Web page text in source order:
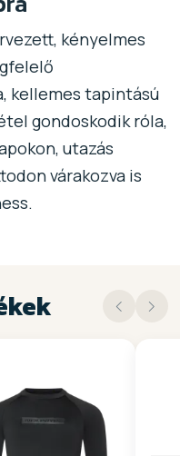
kényelmes
kellemes tapintású
gondoskodik róla,
utazás
várakozva is